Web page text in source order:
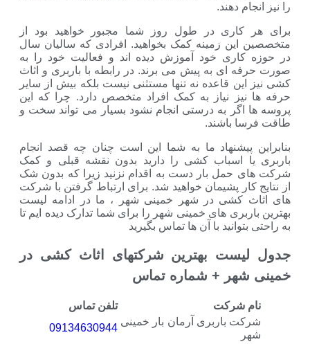
در طول روز شما مجبور خواهید بود از
زمینه کمک بخواهید. افرادی که سالیان سال
خود آموزش دیده اند و فعالیت خود را به
به پیش می برند. در رابطه با باربری و اثاث
قاعده نه تنها مستثنی نیست بلکه بیش از سایر
نیاز به کمک افراد متخصص دارد. چرا که این
به درستی انجام نشود بسیار می تواند سخت و
ما به شما این است چنان چه قصد انجام
کشی را دارید بدون نقشه قبلی و کمک
بار دست به اقدام نزنید زیرا که بدون شک
پشیمان خواهید شد. برای ارتباط گرفتن با شرکت
در شهر خمینی شهر ، ما در ادامه لیست
های خمینی شهر را برای شما تدارک دیده ایم تا
با آن ها تماس بگیرید
بهترین شرکتهای اثاث کشی در
+ شماره تماس
آرمان بار خمینی
09134630944